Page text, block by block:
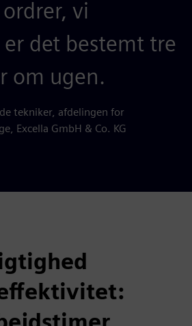
vi
det bestemt tre
om ugen.
tekniker, afdelingen for
Excella GmbH & Co. KG